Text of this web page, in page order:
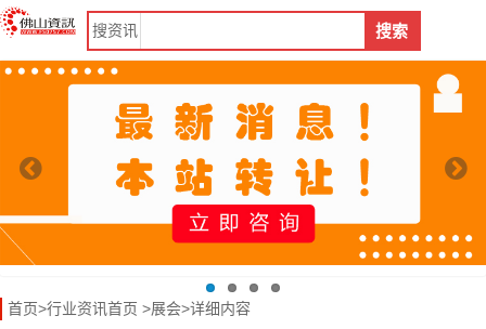
搜资讯 搜索
首页>行业资讯首页 >展会>详细内容